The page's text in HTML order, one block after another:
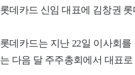
롯데카드 신임 대표에 김창권
롯데카드는 지난 22일 이사회
는 다음 달 주주총회에서 대표